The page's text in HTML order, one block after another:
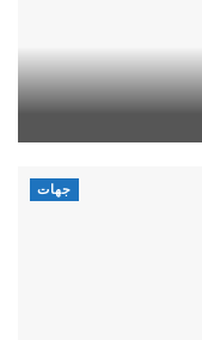
جهات